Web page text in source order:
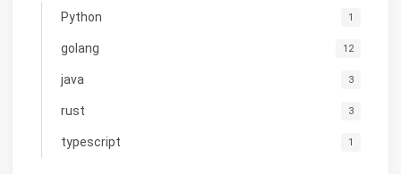
Python 1
golang 12
java 3
rust 3
typescript 1